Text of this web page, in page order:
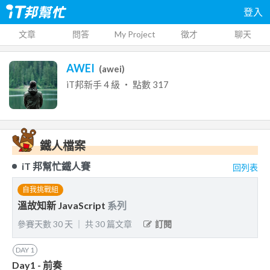
登入
文章 問答 My Project 徵才 聊天
AWEI (awei)
iT邦新手4 級 ‧ 點數 317
鐵人檔案
iT 邦幫忙鐵人賽 回列表
自我挑戰組
溫故知新 JavaScript 系列
參賽天數30 天 共30 篇文章 訂閱
DAY 1
Day1 - 前奏